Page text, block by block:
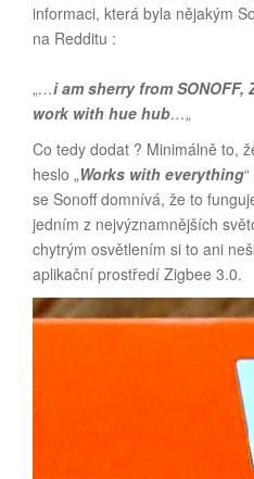
informaci, která byla nějakým
na Redditu :
„…i am sherry from SONOFF,
work with hue hub…„
Co tedy dodat ? Minimálně to,
heslo „Works with everything
se Sonoff domnívá, že to
jedním z nejvýznamnějších
chytrým osvětlením si to ani
aplikační prostředí Zigbee 3.0.